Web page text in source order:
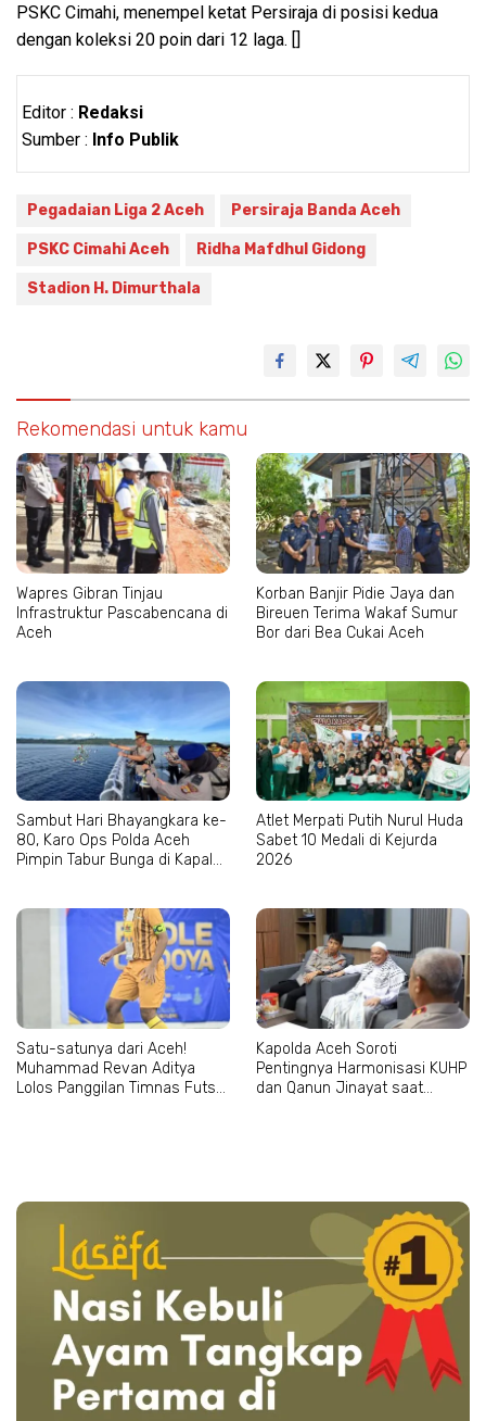
PSKC Cimahi, menempel ketat Persiraja di posisi kedua
dengan koleksi 20 poin dari 12 laga. []
Editor : Redaksi
Sumber : Info Publik
Pegadaian Liga 2 Aceh Persiraja Banda Aceh
PSKC Cimahi Aceh Ridha Mafdhul Gidong
Stadion H. Dimurthala
Rekomendasi untuk kamu
Wapres Gibran Tinjau
Infrastruktur Pascabencana di
Aceh
Korban Banjir Pidie Jaya dan
Bireuen Terima Wakaf Sumur
Bor dari Bea Cukai Aceh
Sambut Hari Bhayangkara ke-
80, Karo Ops Polda Aceh
Pimpin Tabur Bunga di Kapal
Atlet Merpati Putih Nurul Huda
Sabet 10 Medali di Kejurda
2026
Satu-satunya dari Aceh!
Muhammad Revan Aditya
Lolos Panggilan Timnas Futsal
Kapolda Aceh Soroti
Pentingnya Harmonisasi KUHP
dan Qanun Jinayat saat